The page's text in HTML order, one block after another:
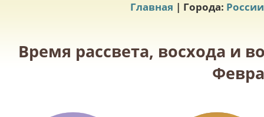
Главная | Города: России
Время рассвета, восхода и